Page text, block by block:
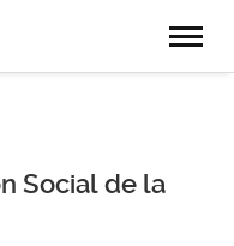
Social de la